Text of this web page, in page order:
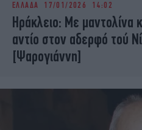
iBOOKS
OSCARS
MEDIA
ΕΛΛΑΔΑ 17/01/2026 14:02
Ηράκλειο: Με μαντολίνα
αντίο στον αδερφό τού
[Ψαρογιάννη]